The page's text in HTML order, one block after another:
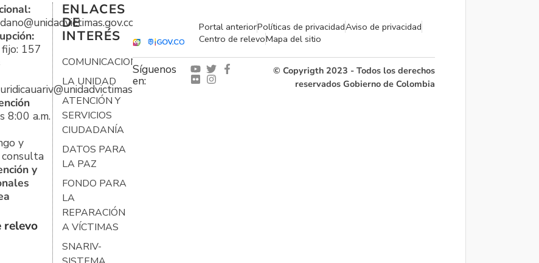
157
8:00 a.m.
y
y
relevo
ENLACES
DE
INTERÉS
COMUNICACIONES
LA UNIDAD
ATENCIÓN Y
SERVICIOS
CIUDADANÍA
DATOS PARA
LA PAZ
FONDO PARA
LA
REPARACIÓN
A VÍCTIMAS
SNARIV-
Portal anteriorPolíticas de privacidadAviso de privacidad
Centro de relevoMapa del sitio
Síguenos
en:
© Copyrigth 2023 - Todos los derechos
reservados Gobierno de Colombia